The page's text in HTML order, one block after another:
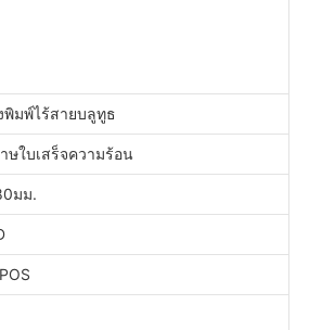
พิมพ์ไร้สายบลูทูธ
ษใบเสร็จความร้อน
มม.